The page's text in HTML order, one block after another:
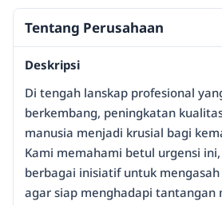
Tentang Perusahaan
Deskripsi
Di tengah lanskap profesional
berkembang, peningkatan
manusia menjadi krusial bagi
Kami memahami betul urgensi
berbagai inisiatif untuk
agar siap menghadapi tantangan